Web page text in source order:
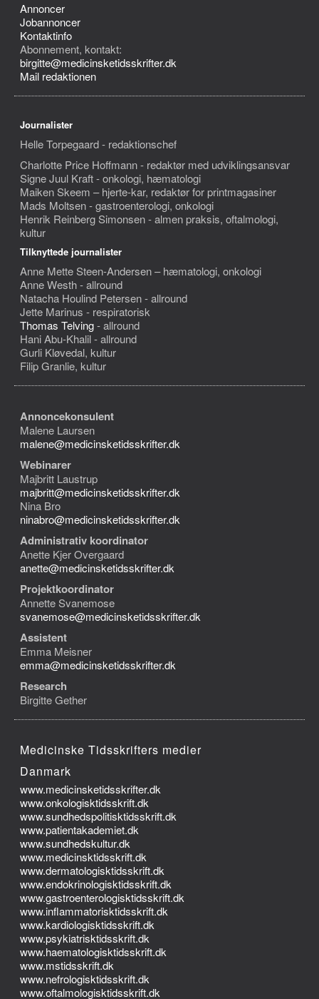
Annoncer
Jobannoncer
Kontaktinfo
Abonnement, kontakt:
birgitte@medicinsketidsskrifter.dk
Mail redaktionen
Journalister
Helle Torpegaard - redaktionschef
Charlotte Price Hoffmann - redaktør med udviklingsansvar
Signe Juul Kraft - onkologi, hæmatologi
Maiken Skeem – hjerte-kar, redaktør for printmagasiner
Mads Moltsen - gastroenterologi, onkologi
Henrik Reinberg Simonsen - almen praksis, oftalmologi,
kultur
Tilknyttede journalister
Anne Mette Steen-Andersen – hæmatologi, onkologi
Anne Westh - allround
Natacha Houlind Petersen - allround
Jette Marinus - respiratorisk
Thomas Telving- allround
Hani Abu-Khalil - allround
Gurli Kløvedal, kultur
Filip Granlie, kultur
Annoncekonsulent
Malene Laursen
malene@medicinsketidsskrifter.dk
Webinarer
Majbritt Laustrup
majbritt@medicinsketidsskrifter.dk
Nina Bro
ninabro@medicinsketidsskrifter.dk
Administrativ koordinator
Anette Kjer Overgaard
anette@medicinsketidsskrifter.dk
Projektkoordinator
Annette Svanemose
svanemose@medicinsketidsskrifter.dk
Assistent
Emma Meisner
emma@medicinsketidsskrifter.dk
Research
Birgitte Gether
Medicinske Tidsskrifters medier
Danmark
www.medicinsketidsskrifter.dk
www.onkologisktidsskrift.dk
www.sundhedspolitisktidsskrift.dk
www.patientakademiet.dk
www.sundhedskultur.dk
www.medicinsktidsskrift.dk
www.dermatologisktidsskrift.dk
www.endokrinologisktidsskrift.dk
www.gastroenterologisktidsskrift.dk
www.inflammatorisktidsskrift.dk
www.kardiologisktidsskrift.dk
www.psykiatrisktidsskrift.dk
www.haematologisktidsskrift.dk
www.mstidsskrift.dk
www.nefrologisktidsskrift.dk
www.oftalmologisktidsskrift.dk